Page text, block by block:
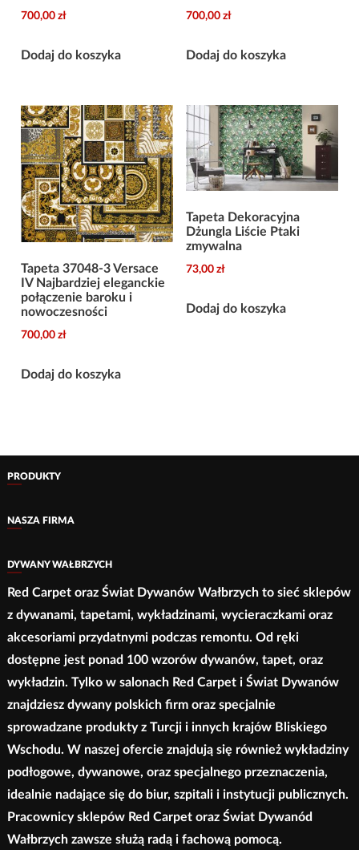
700,00 zł
Dodaj do koszyka
700,00 zł
Dodaj do koszyka
Tapeta 37048-3 Versace
IV Najbardziej eleganckie
połączenie baroku i
nowoczesności
700,00 zł
Dodaj do koszyka
Tapeta Dekoracyjna
Dżungla Liście Ptaki
zmywalna
73,00 zł
Dodaj do koszyka
PRODUKTY
NASZA FIRMA
DYWANY WAŁBRZYCH
Red Carpet oraz Świat Dywanów Wałbrzych to sieć sklepów
z dywanami, tapetami, wykładzinami, wycieraczkami oraz
akcesoriami przydatnymi podczas remontu. Od ręki
dostępne jest ponad 100 wzorów dywanów, tapet, oraz
wykładzin. Tylko w salonach Red Carpet i Świat Dywanów
znajdziesz dywany polskich firm oraz specjalnie
sprowadzane produkty z Turcji i innych krajów Bliskiego
Wschodu. W naszej ofercie znajdują się również wykładziny
podłogowe, dywanowe, oraz specjalnego przeznaczenia,
idealnie nadające się do biur, szpitali i instytucji publicznych.
Pracownicy sklepów Red Carpet oraz Świat Dywanód
Wałbrzych zawsze służą radą i fachową pomocą.